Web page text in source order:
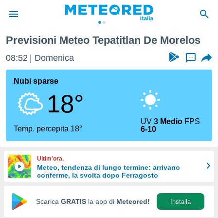
di
per
le
di
Web
Previsioni Meteo Tepatitlan De Morelos
08:52 Domenica ...
Nubi sparse
18°
Temp. percepita 18°
UV3 Medio FPS
6-10
Ultim'ora.
Meteo, tendenza di lungo termine: arrivano
conferme, la svolta dopo Ferragosto
Scarica GRATIS la app di Meteored! Installa